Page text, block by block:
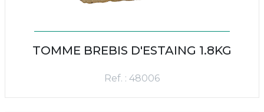
TOMME BREBIS D'ESTAING 1.8KG
Ref. : 48006